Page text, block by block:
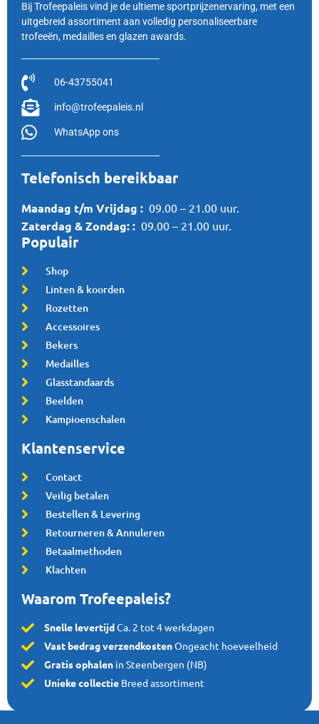
Bij Trofeepaleis vind je de ultieme sportprijzenervaring, met een
uitgebreid assortiment aan volledig personaliseerbare
trofeeën, medailles en glazen awards.
06-43755041
info@trofeepaleis.nl
WhatsApp ons
Telefonisch bereikbaar
Maandag t/m Vrijdag : 09.00 – 21.00 uur.
Zaterdag &Zondag:: 09.00 – 21.00 uur.
Populair
Shop
Linten & koorden
Rozetten
Accessoires
Bekers
Medailles
Glasstandaards
Beelden
Kampioenschalen
Klantenservice
Contact
Veilig betalen
Bestellen & Levering
Retourneren & Annuleren
Betaalmethoden
Klachten
Waarom Trofeepaleis?
Snelle levertijdCa. 2 tot 4 werkdagen
Vast bedrag verzendkostenOngeacht hoeveelheid
Gratis ophalen in Steenbergen (NB)
Unieke collectie Breed assortiment